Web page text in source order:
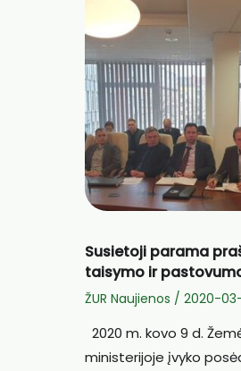
Susietoji parama
taisymo ir
ŽUR Naujienos / 2020-
2020 m. kovo 9 d.
ministerijoje įvyko